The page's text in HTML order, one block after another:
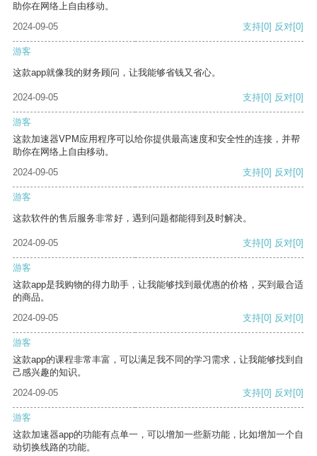
助你在网络上自由移动。
2024-09-05
支持[0] 反对[0]
游客
这款app就像我的财务顾问，让我能够省钱又省心。
2024-09-05 支持[0] 反对[0]
游客
这款加速器VPM应用程序可以给你提供最高速度和安全性的连接，并帮
助你在网络上自由移动。
2024-09-05
支持[0] 反对[0]
游客
这款软件的售后服务非常好，遇到问题都能得到及时解决。
2024-09-05 支持[0] 反对[0]
游客
这款app是我购物的得力助手，让我能够找到最优惠的价格，买到最合适
的商品。
2024-09-05
支持[0] 反对[0]
游客
这款app的课程非常丰富，可以满足我不同的学习需求，让我能够找到自
己感兴趣的知识。
2024-09-05
支持[0] 反对[0]
游客
这款加速器app的功能有点单一，可以增加一些新功能，比如增加一个自
动切换线路的功能。